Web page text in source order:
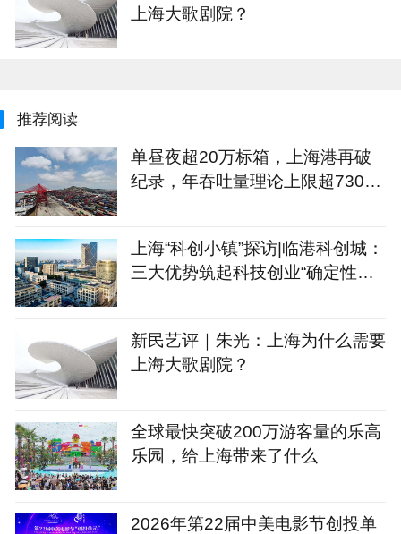
上海大歌剧院？
推荐阅读
单昼夜超20万标箱，上海港再破
纪录，年吞吐量理论上限超7300
上海“科创小镇”探访|临港科创城：
三大优势筑起科技创业“确定性公
新民艺评｜朱光：上海为什么需要
上海大歌剧院？
全球最快突破200万游客量的乐高
乐园，给上海带来了什么
2026年第22届中美电影节创投单